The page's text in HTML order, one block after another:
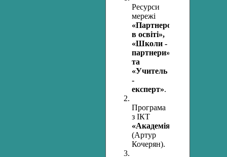
Ресурси
мережі
«Партнерство
в освіті»,
«Школи -
партнери»
та
«Учитель
-
експерт».
Програма
з ІКТ
«Академія»
(Артур
Кочерян).